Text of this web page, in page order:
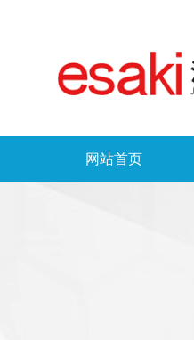
网站首页